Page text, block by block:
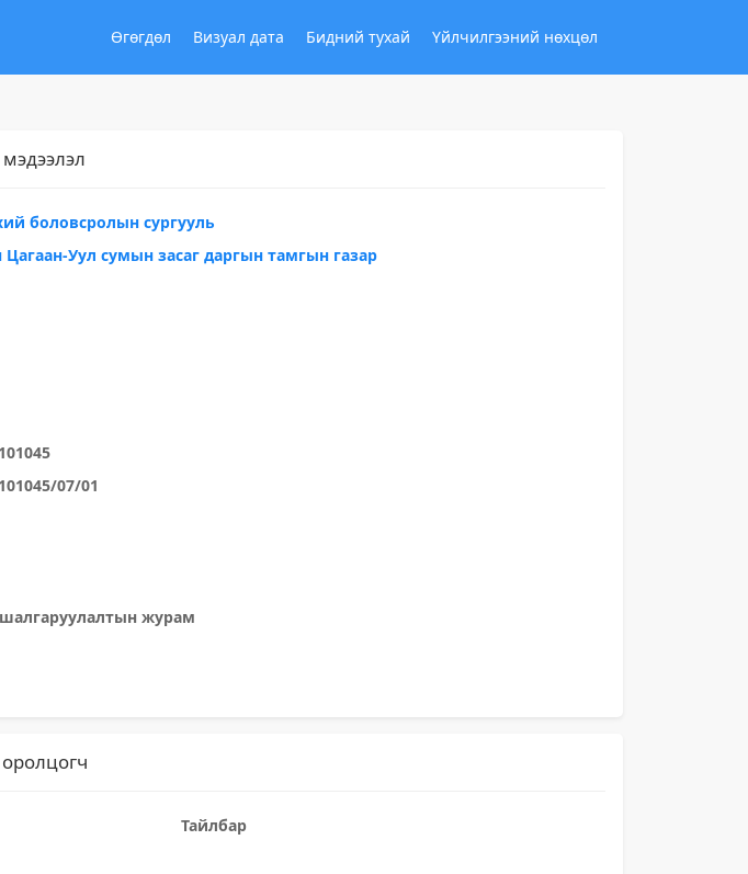
Өгөгдөл Визуал дата Бидний тухай Үйлчилгээний нөхцөл
боловсролын сургууль
Уул сумын засаг даргын тамгын газар
07/01
журам
Тайлбар